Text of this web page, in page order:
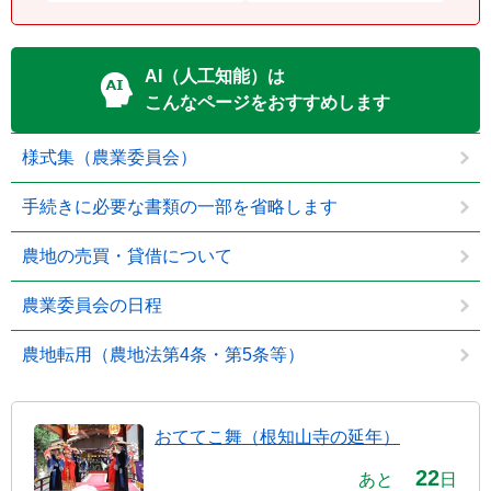
AI（人工知能）は
こんなページをおすすめします
様式集（農業委員会）
手続きに必要な書類の一部を省略します
農地の売買・貸借について
農業委員会の日程
農地転用（農地法第4条・第5条等）
おててこ舞（根知山寺の延年）
あと 22日